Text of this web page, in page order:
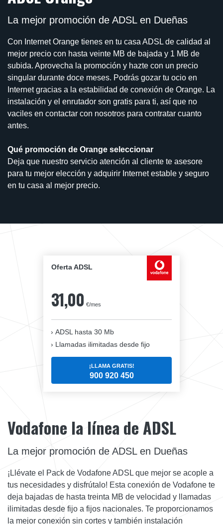
La mejor promoción de ADSL en Dueñas
Con Internet Orange tienes en tu casa ADSL de calidad al
mejor precio con hasta veinte MB de bajada y 1 MB de
subida. Aprovecha la promoción y hazte con un precio
singular durante doce meses. Podrás gozar tu ocio en
Internet gracias a la estabilidad de conexión de Orange. La
instalación y el enrutador son gratis para ti, así que no
vaciles en contactar con nosotros para contratar cuanto
antes.
Qué promoción de Orange seleccionar
Deja que nuestro servicio atención al cliente te asesore
para tu mejor elección y adquirir Internet estable y seguro
en tu casa al mejor precio.
Oferta ADSL
31,00 €/mes
ADSL hasta 30 Mb
Llamadas ilimitadas desde fijo
¡LLAMA GRATIS!
900 920 450
Vodafone la línea de ADSL
La mejor promoción de ADSL en Dueñas
¡Llévate el Pack de Vodafone ADSL que mejor se acople a
tus necesidades y disfrútalo! Esta conexión de Vodafone te
deja bajadas de hasta treinta MB de velocidad y llamadas
ilimitadas desde fijo a fijos nacionales. Te proporcionamos
la mejor conexión sin cortes y también instalación